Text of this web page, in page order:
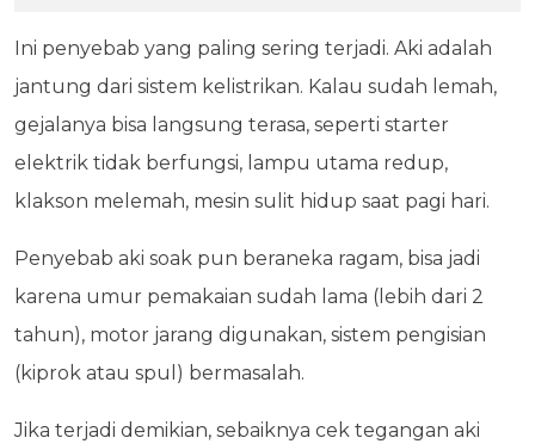
Ini penyebab yang paling sering terjadi. Aki adalah
jantung dari sistem kelistrikan. Kalau sudah lemah,
gejalanya bisa langsung terasa, seperti starter
elektrik tidak berfungsi, lampu utama redup,
klakson melemah, mesin sulit hidup saat pagi hari.
Penyebab aki soak pun beraneka ragam, bisa jadi
karena umur pemakaian sudah lama (lebih dari 2
tahun), motor jarang digunakan, sistem pengisian
(kiprok atau spul) bermasalah.
Jika terjadi demikian, sebaiknya cek tegangan aki